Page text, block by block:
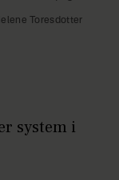
Toresdotter
system i